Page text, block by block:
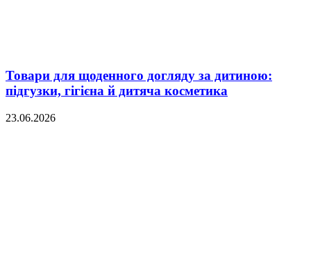
Товари для щоденного догляду за дитиною:
підгузки, гігієна й дитяча косметика
23.06.2026